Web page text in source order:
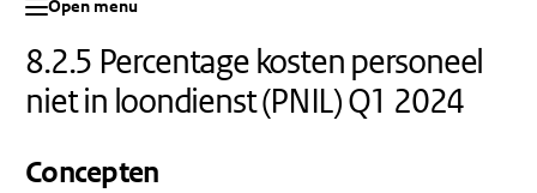
Open menu
8.2.5 Percentage kosten personeel
niet in loondienst (PNIL) Q1 2024
Concepten